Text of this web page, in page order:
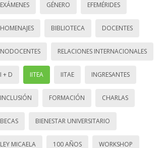
EXÁMENES GÉNERO EFEMÉRIDES
HOMENAJES BIBLIOTECA DOCENTES
NODOCENTES RELACIONES INTERNACIONALES
I + D IITEA IITAE INGRESANTES
INCLUSIÓN FORMACIÓN CHARLAS
BECAS BIENESTAR UNIVERSITARIO
LEY MICAELA 100 AÑOS WORKSHOP